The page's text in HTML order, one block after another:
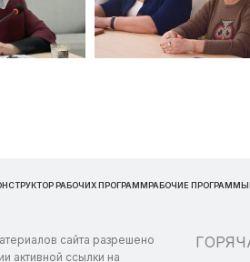
РАБОЧИХ ПРОГРАММРАБОЧИЕ ПРОГРАММЫ
сайта разрешено
активной ссылки на